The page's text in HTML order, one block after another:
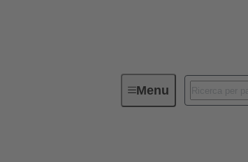
MenuConnettori